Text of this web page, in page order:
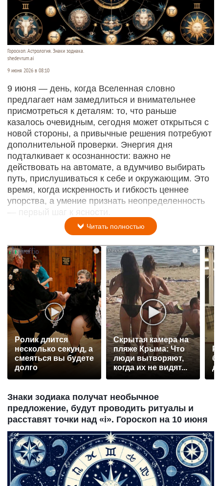
Гороскоп. Астрология. Знаки зодиака.
shedevrum.ai
9 июня 2026 в 08:10
9 июня — день, когда Вселенная словно
предлагает нам замедлиться и внимательнее
присмотреться к деталям: то, что раньше
казалось очевидным, сегодня может открыться с
новой стороны, а привычные решения потребуют
дополнительной проверки. Энергия дня
подталкивает к осознанности: важно не
действовать на автомате, а вдумчиво выбирать
путь, прислушиваться к себе и окружающим. Это
время, когда искренность и гибкость ценнее
упорства, а умение признать неопределенность
— первый шаг к ясности.
Читать полностью
Ролик длится
несколько секунд, а
смеяться вы будете
долго
i
Скрытая камера на
пляже Крыма: Что
люди вытворяют,
когда их не видят...
Знаки зодиака получат необычное
предложение, будут проводить ритуалы и
расставят точки над «i». Гороскоп на 10 июня